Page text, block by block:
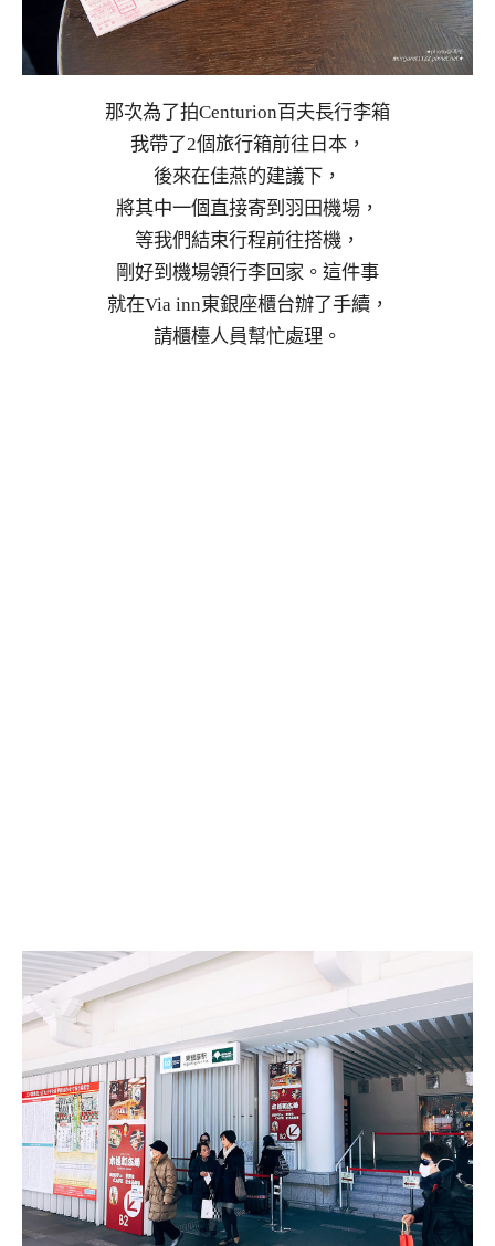
那次為了拍Centurion百夫長行李箱
我帶了2個旅行箱前往日本，
後來在佳燕的建議下，
將其中一個直接寄到羽田機場，
等我們結束行程前往搭機，
剛好到機場領行李回家。這件事
就在Via inn東銀座櫃台辦了手續，
請櫃檯人員幫忙處理。